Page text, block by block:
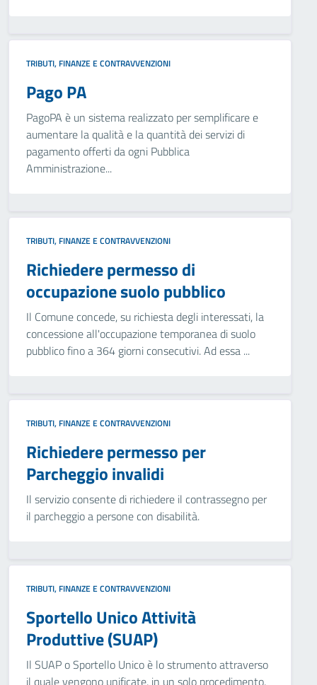
TRIBUTI, FINANZE E CONTRAVVENZIONI
Pago PA
PagoPA è un sistema realizzato per semplificare e
aumentare la qualità e la quantità dei servizi di
pagamento offerti da ogni Pubblica
Amministrazione...
TRIBUTI, FINANZE E CONTRAVVENZIONI
Richiedere permesso di
occupazione suolo pubblico
Il Comune concede, su richiesta degli interessati, la
concessione all'occupazione temporanea di suolo
pubblico fino a 364 giorni consecutivi. Ad essa ...
TRIBUTI, FINANZE E CONTRAVVENZIONI
Richiedere permesso per
Parcheggio invalidi
Il servizio consente di richiedere il contrassegno per
il parcheggio a persone con disabilità.
TRIBUTI, FINANZE E CONTRAVVENZIONI
Sportello Unico Attività
Produttive (SUAP)
Il SUAP o Sportello Unico è lo strumento attraverso
il quale vengono unificate, in un solo procedimento,